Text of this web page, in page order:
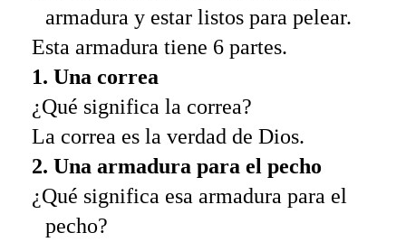
armadura y estar listos para pelear.
Esta armadura tiene 6 partes.
1. Una correa
¿Qué significa la correa?
La correa es la verdad de Dios.
2. Una armadura para el pecho
¿Qué significa esa armadura para el
pecho?